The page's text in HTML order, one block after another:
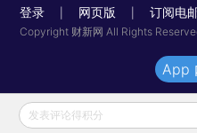
登录 网页版 订阅电
Copyright 财新网 All Rights
发表评论得积分
App